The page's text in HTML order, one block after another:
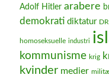
Adolf Hitler arabere
demokrati diktatur DR
homoseksuelle industri
kommunisme krig
kvinder medier